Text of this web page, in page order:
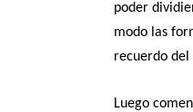
poder
modo las
recuerdo del
Luego